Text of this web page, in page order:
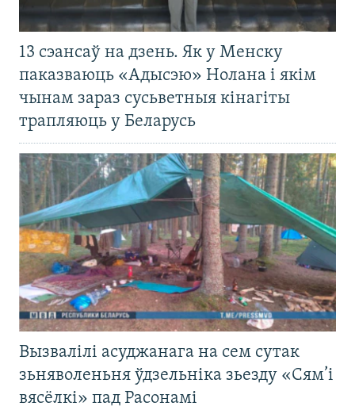
13 сэансаў на дзень. Як у Менску
паказваюць «Адысэю» Нолана і якім
чынам зараз сусьветныя кінагіты
трапляюць у Беларусь
Вызвалілі асуджанага на сем сутак
зьняволеньня ўдзельніка зьезду «Сям’і
вясёлкі» пад Расонамі